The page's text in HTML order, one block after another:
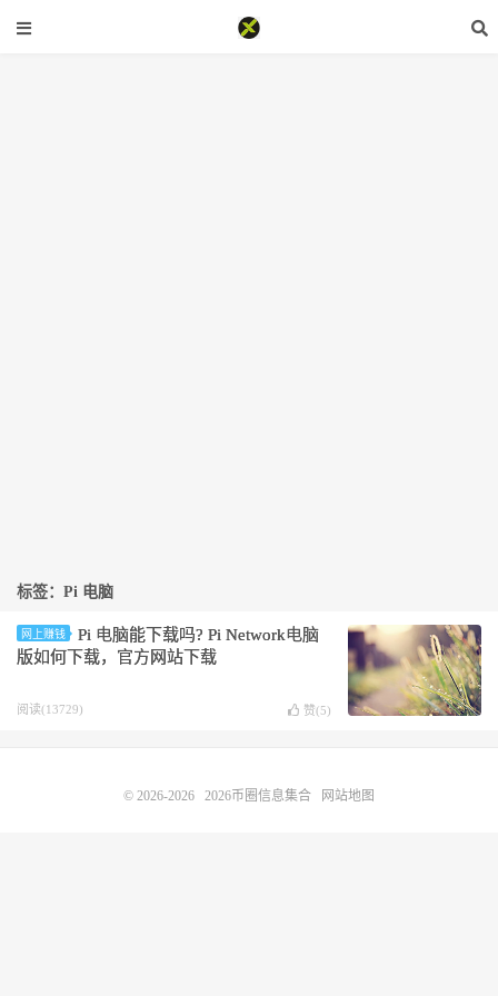
标签：Pi 电脑
网上赚钱
Pi 电脑能下载吗? Pi Network电脑
版如何下载，官方网站下载
阅读(13729) 赞(5)
© 2026-2026 2026币圈信息集合 网站地图